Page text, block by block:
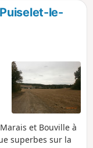
le-
et Bouville à
superbes sur la